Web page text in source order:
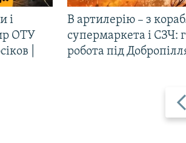
і
ОТУ
|
В артилерію – з
супермаркета і СЗЧ:
робота під